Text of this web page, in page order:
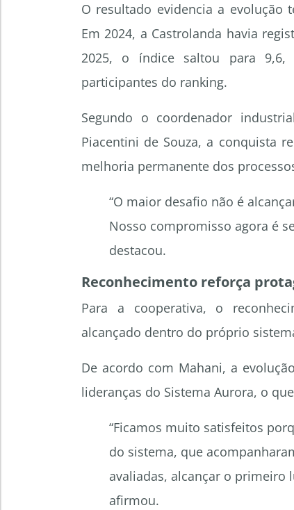
O resultado evidencia a evolução
Em 2024, a Castrolanda havia
2025, o índice saltou para 9,6,
participantes do ranking.
Segundo o coordenador
Piacentini de Souza, a conquista
melhoria permanente dos
“O maior desafio não é
Nosso compromisso agora é
destacou.
Reconhecimento reforça
Para a cooperativa, o
alcançado dentro do próprio
De acordo com Mahani, a
lideranças do Sistema Aurora, o
“Ficamos muito satisfeitos
do sistema, que
avaliadas, alcançar o primeiro
afirmou.